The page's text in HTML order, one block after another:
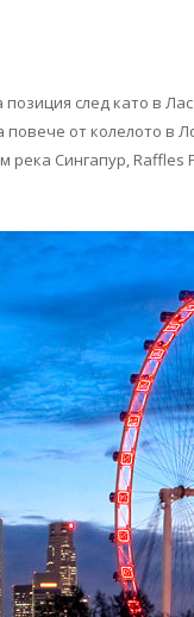
след като в
от колелото
река Сингапур,